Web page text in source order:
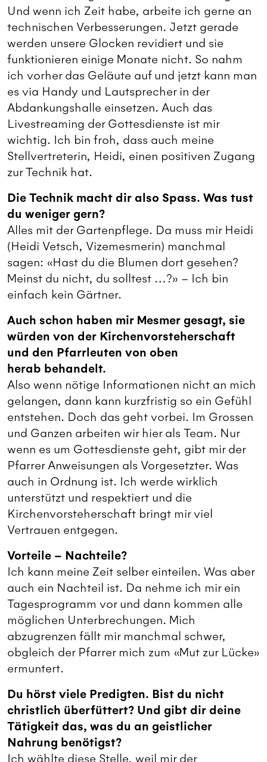
Und wenn ich Zeit habe, arbeite ich gerne an
technischen Verbesserungen. Jetzt gerade
werden unsere Glocken revidiert und sie
funktionieren einige Monate nicht. So nahm
ich vorher das Geläute auf und jetzt kann man
es via Handy und Lautsprecher in der
Abdankungshalle einsetzen. Auch das
Livestreaming der Gottesdienste ist mir
wichtig. Ich bin froh, dass auch meine
Stellvertreterin, Heidi, einen positiven Zugang
zur Technik hat.
Die Technik macht dir also Spass. Was tust
du weniger gern?
Alles mit der Gartenpflege. Da muss mir Heidi
(Heidi Vetsch, Vizemesmerin) manchmal
sagen: «Hast du die Blumen dort gesehen?
Meinst du nicht, du solltest …?» – Ich bin
einfach kein Gärtner.
Auch schon haben mir Mesmer gesagt, sie
würden von der Kirchenvorsteherschaft
und den Pfarrleuten von oben
herab behandelt.
Also wenn nötige Informationen nicht an mich
gelangen, dann kann kurzfristig so ein Gefühl
entstehen. Doch das geht vorbei. Im Grossen
und Ganzen arbeiten wir hier als Team. Nur
wenn es um Gottesdienste geht, gibt mir der
Pfarrer Anweisungen als Vorgesetzter. Was
auch in Ordnung ist. Ich werde wirklich
unterstützt und respektiert und die
Kirchenvorsteherschaft bringt mir viel
Vertrauen entgegen.
Vorteile – Nachteile?
Ich kann meine Zeit selber einteilen. Was aber
auch ein Nachteil ist. Da nehme ich mir ein
Tagesprogramm vor und dann kommen alle
möglichen Unterbrechungen. Mich
abzugrenzen fällt mir manchmal schwer,
obgleich der Pfarrer mich zum «Mut zur Lücke»
ermuntert.
Du hörst viele Predigten. Bist du nicht
christlich überfüttert? Und gibt dir deine
Tätigkeit das, was du an geistlicher
Nahrung benötigst?
Ich wählte diese Stelle, weil mir der